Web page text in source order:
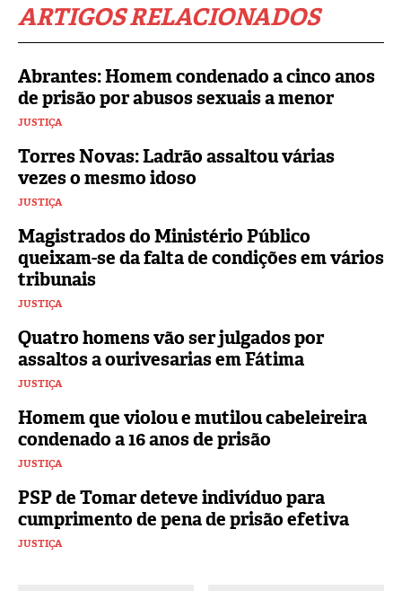
ARTIGOS RELACIONADOS
Abrantes: Homem condenado a cinco anos
de prisão por abusos sexuais a menor
JUSTIÇA
Torres Novas: Ladrão assaltou várias
vezes o mesmo idoso
JUSTIÇA
Magistrados do Ministério Público
queixam-se da falta de condições em vários
tribunais
JUSTIÇA
Quatro homens vão ser julgados por
assaltos a ourivesarias em Fátima
JUSTIÇA
Homem que violou e mutilou cabeleireira
condenado a 16 anos de prisão
JUSTIÇA
PSP de Tomar deteve indivíduo para
cumprimento de pena de prisão efetiva
JUSTIÇA